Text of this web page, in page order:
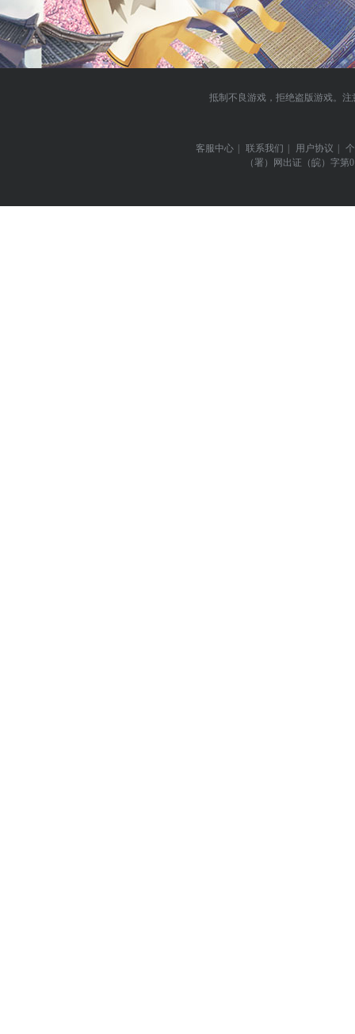
抵制不良游戏，拒绝盗版游戏。
客服中心 联系我们 用户协议
（署）网出证（皖）字第